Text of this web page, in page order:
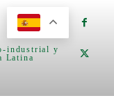
industrial y
Latina